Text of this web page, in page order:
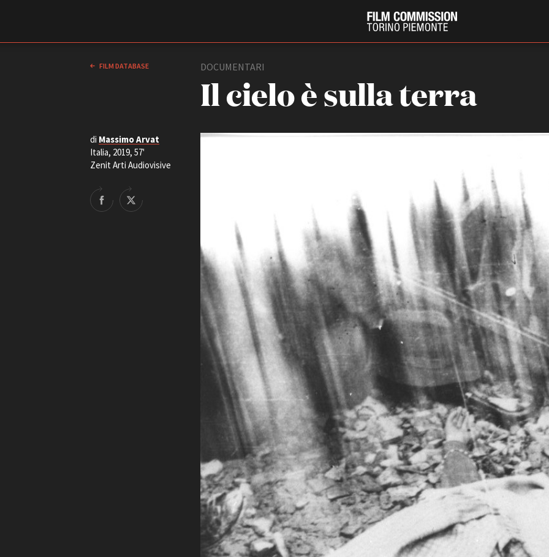
Storia della Fondazione
Rete regionale
Bilancio sociale
Amministrazione trasparente
Bandi e gare
Sostenibilità ambientale
Location scouting
Spazi nella sede FCTP
FILM FUNDS
Piemonte Film Tv Fund
Piemonte Film Tv Development Fund
Piemonte Doc Film Fund
Short Film Fund
PRODUCTION GUIDE
Società di produzione
Strutture di servizio
Professionisti
Attrici-Attori
Beginners
LOCATION GUIDE
FILM DATABASE
BOOK DATABASE
CASTING
EVENTI, SPECIALI
Anteprime in Piemonte
TFI Torino Film Industry - Production
Days
Avenue Cove - Erasmus +
Guarda che storia!
La Grazia - Immagini e location della
Torino di Paolo Sorrentino
Festival
Days
Locarno
Mostra
Toronto
Festa
Torino
David di
Nastri
Premio
Lavora
FILM DATABASE DOCUMENTARI
Il cielo è sulla terra
di Massimo Arvat
Italia, 2019, 57'
Zenit Arti Audiovisive